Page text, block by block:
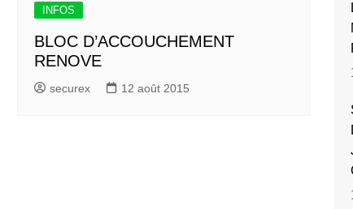
INFOS
BLOC D’ACCOUCHEMENT
RENOVE
securex 12 août 2015